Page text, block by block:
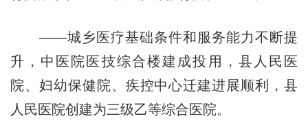
——城乡医疗基础条件和服务能力不断提
升，中医院医技综合楼建成投用，县人民医
院、妇幼保健院、疾控中心迁建进展顺利，县
人民医院创建为三级乙等综合医院。